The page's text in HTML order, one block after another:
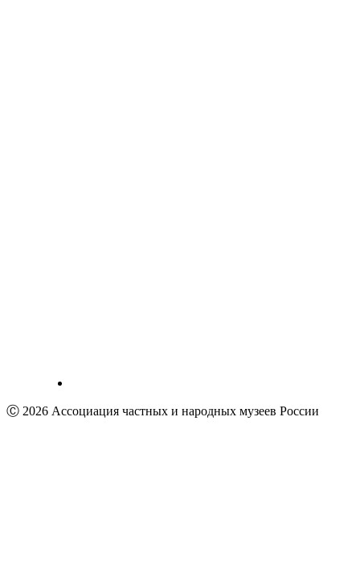
Ⓒ 2026 Ассоциация частных и народных музеев России